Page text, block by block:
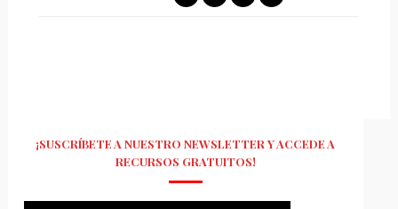
¡SUSCRÍBETE A NUESTRO NEWSLETTER Y ACCEDE A
RECURSOS GRATUITOS!